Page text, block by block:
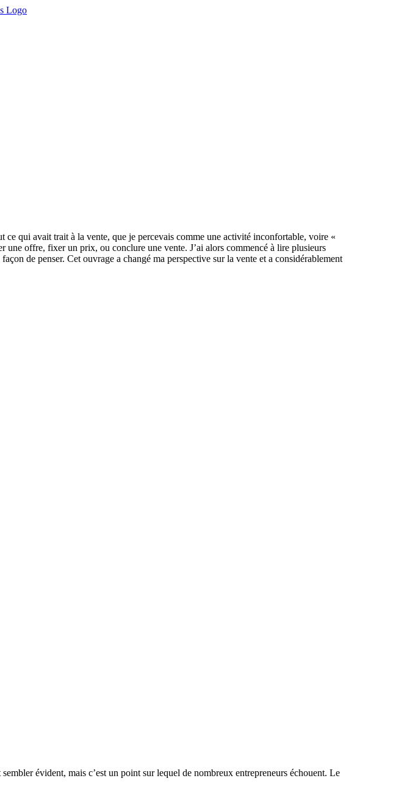
qui avait trait à la vente, que je percevais comme une activité inconfortable, voire «
une offre, fixer un prix, ou conclure une vente. J’ai alors commencé à lire plusieurs
de penser. Cet ouvrage a changé ma perspective sur la vente et a considérablement
sembler évident, mais c’est un point sur lequel de nombreux entrepreneurs échouent. Le